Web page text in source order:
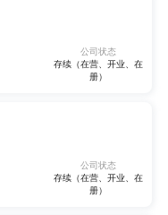
公司状态
存续（在营、开业、在
册）
公司状态
存续（在营、开业、在
册）